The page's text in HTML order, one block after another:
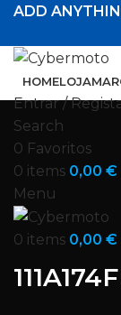
ADD
HOMELOJA
Entrar /
Search
0 Favoritos
0 items 0,00 €
Menu
0 items 0,00 €